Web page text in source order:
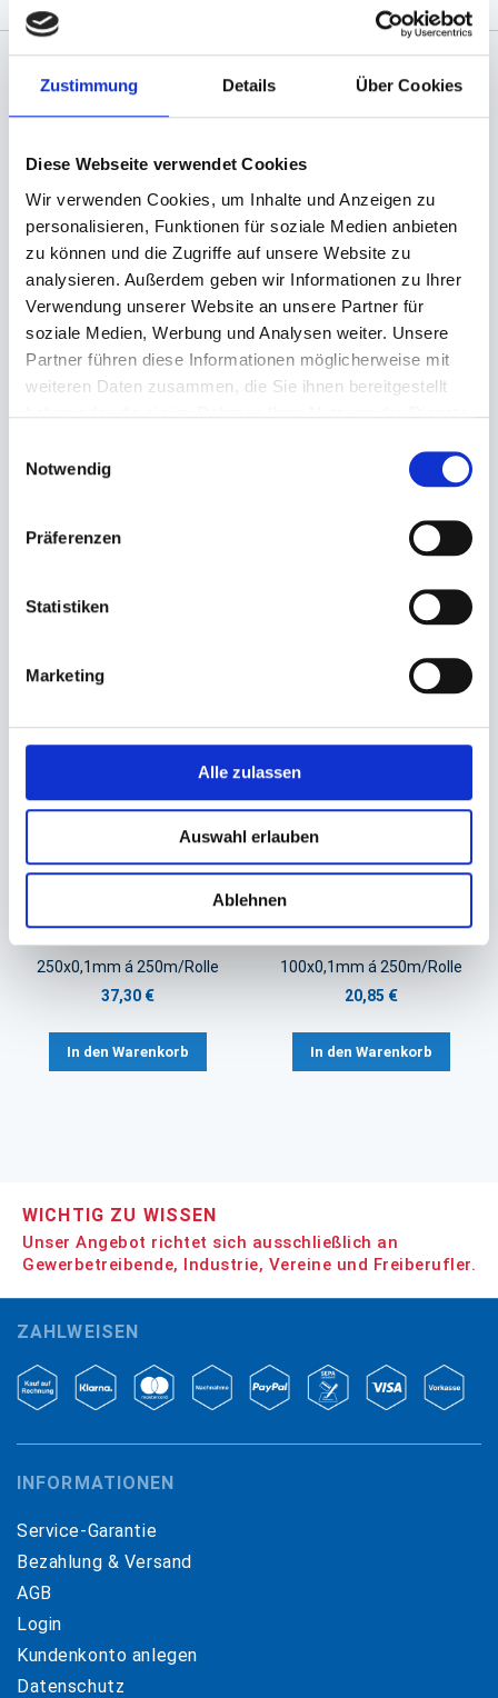
Zustimmung Details Über Cookies
Diese Webseite verwendet Cookies
Wir verwenden Cookies, um Inhalte und Anzeigen zu
personalisieren, Funktionen für soziale Medien anbieten
zu können und die Zugriffe auf unsere Website zu
analysieren. Außerdem geben wir Informationen zu Ihrer
Verwendung unserer Website an unsere Partner für
soziale Medien, Werbung und Analysen weiter. Unsere
Partner führen diese Informationen möglicherweise mit
weiteren Daten zusammen, die Sie ihnen bereitgestellt
Notwendig
Präferenzen
Statistiken
Marketing
Alle zulassen
Auswahl erlauben
Ablehnen
Angaben zur Informationspflichten der GPSR
Produktsicherheitsverordnung:packpack.de GmbH, Am
interessiert sein
Folie, Flachfolie
1200x1600mm, 25my
Folie, Schlauchfolie LDPE
transparent
300x0,2mm á 100m/Rolle
In den Warenkorb
Folie, Schlauchfolie LDPE
transparent
250x0,1mm á 250m/Rolle
37,30 €
In den Warenkorb
Folie, Schlauchfolie LDPE
transparent
100x0,1mm á 250m/Rolle
20,85 €
In den Warenkorb
WICHTIG ZU WISSEN
Unser Angebot richtet sich ausschließlich an
Gewerbetreibende, Industrie, Vereine und Freiberufler.
ZAHLWEISEN
INFORMATIONEN
Service-Garantie
Bezahlung & Versand
AGB
Login
Kundenkonto anlegen
Datenschutz